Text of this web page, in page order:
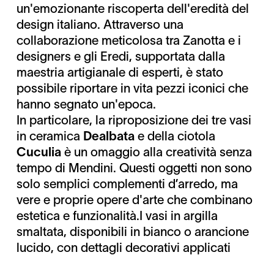
un'emozionante riscoperta dell'eredità del
design italiano. Attraverso una
collaborazione meticolosa tra Zanotta e i
designers e gli Eredi, supportata dalla
maestria artigianale di esperti, è stato
possibile riportare in vita pezzi iconici che
hanno segnato un'epoca.
In particolare, la riproposizione dei tre vasi
in ceramica Dealbata e della ciotola
Cuculiaè un omaggio alla creatività senza
tempo di Mendini. Questi oggetti non sono
solo semplici complementi d’arredo, ma
vere e proprie opere d'arte che combinano
estetica e funzionalità.I vasi in argilla
smaltata, disponibili in bianco o arancione
lucido, con dettagli decorativi applicati